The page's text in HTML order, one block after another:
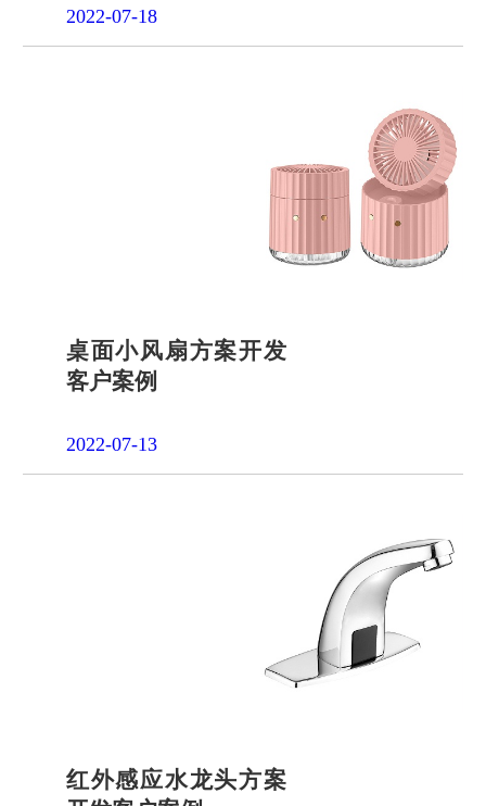
2022-07-18
桌面小风扇方案开发
客户案例
2022-07-13
红外感应水龙头方案